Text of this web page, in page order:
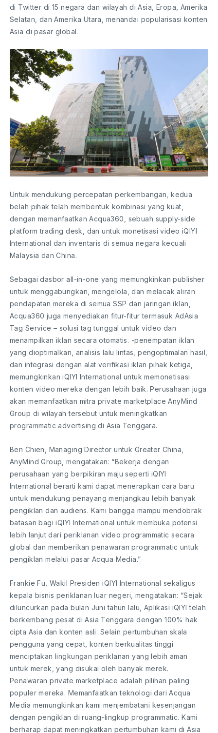
di Twitter di 15 negara dan wilayah di Asia, Eropa, Amerika
Selatan, dan Amerika Utara, menandai popularisasi konten
Asia di pasar global.
Untuk mendukung percepatan perkembangan, kedua
belah pihak telah membentuk kombinasi yang kuat,
dengan memanfaatkan Acqua360, sebuah supply-side
platform trading desk, dan untuk monetisasi video iQIYI
International dan inventaris di semua negara kecuali
Malaysia dan China.
Sebagai dasbor all-in-one yang memungkinkan publisher
untuk menggabungkan, mengelola, dan melacak aliran
pendapatan mereka di semua SSP dan jaringan iklan,
Acqua360 juga menyediakan fitur-fitur termasuk AdAsia
Tag Service – solusi tag tunggal untuk video dan
menampilkan iklan secara otomatis. -penempatan iklan
yang dioptimalkan, analisis lalu lintas, pengoptimalan hasil,
dan integrasi dengan alat verifikasi iklan pihak ketiga,
memungkinkan iQIYI International untuk memonetisasi
konten video mereka dengan lebih baik. Perusahaan juga
akan memanfaatkan mitra private marketplace AnyMind
Group di wilayah tersebut untuk meningkatkan
programmatic advertising di Asia Tenggara.
Ben Chien, Managing Director untuk Greater China,
AnyMind Group, mengatakan: “Bekerja dengan
perusahaan yang berpikiran maju seperti iQIYI
International berarti kami dapat menerapkan cara baru
untuk mendukung penayang menjangkau lebih banyak
pengiklan dan audiens. Kami bangga mampu mendobrak
batasan bagi iQIYI International untuk membuka potensi
lebih lanjut dari periklanan video programmatic secara
global dan memberikan penawaran programmatic untuk
pengiklan melalui pasar Acqua Media.”
Frankie Fu, Wakil Presiden iQIYI International sekaligus
kepala bisnis periklanan luar negeri, mengatakan: “Sejak
diluncurkan pada bulan Juni tahun lalu, Aplikasi iQIYI telah
berkembang pesat di Asia Tenggara dengan 100% hak
cipta Asia dan konten asli. Selain pertumbuhan skala
pengguna yang cepat, konten berkualitas tinggi
menciptakan lingkungan periklanan yang lebih aman
untuk merek, yang disukai oleh banyak merek.
Penawaran private marketplace adalah pilihan paling
populer mereka. Memanfaatkan teknologi dari Acqua
Media memungkinkan kami menjembatani kesenjangan
dengan pengiklan di ruang-lingkup programmatic. Kami
berharap dapat meningkatkan pertumbuhan kami di Asia